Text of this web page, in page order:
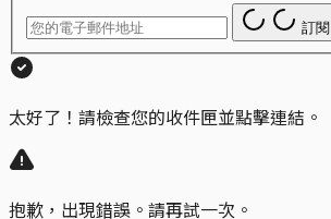
訂閱
太好了！請檢查您的收件匣並點擊連結。
抱歉，出現錯誤。請再試一次。